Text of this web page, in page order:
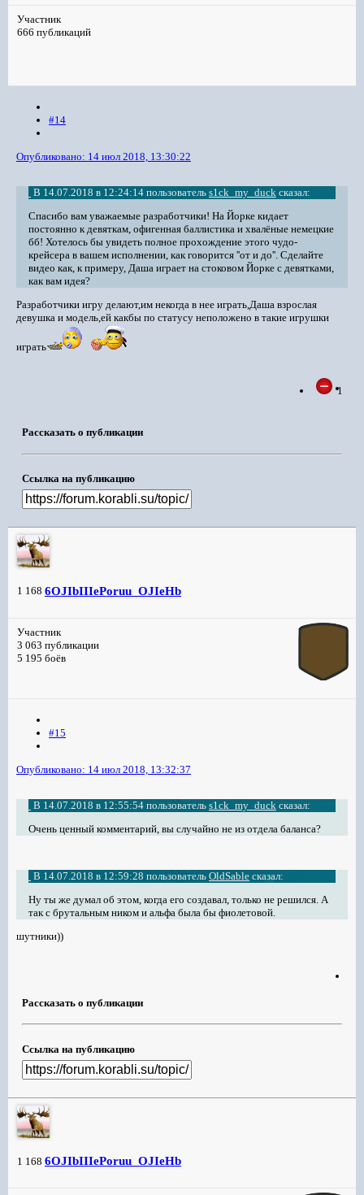
Участник
666 публикаций
#14
Опубликовано: 14 июл 2018, 13:30:22
В 14.07.2018 в 12:24:14 пользователь s1ck_my_duck сказал:
Спасибо вам уважаемые разработчики! На Йорке кидает
постоянно к девяткам, офигенная баллистика и хвалёные немецкие
бб! Хотелось бы увидеть полное прохождение этого чудо-
крейсера в вашем исполнении, как говорится ''от и до''. Сделайте
видео как, к примеру, Даша играет на стоковом Йорке с девятками,
как вам идея?
Разработчики игру делают,им некогда в нее играть,Даша взрослая
девушка и модель,ей какбы по статусу неположено в такие игрушки
играть
1
Рассказать о публикации
Ссылка на публикацию
1 168 6OJIbIIIePoruu_OJIeHb
Участник
3 063 публикации
5 195 боёв
#15
Опубликовано: 14 июл 2018, 13:32:37
В 14.07.2018 в 12:55:54 пользователь s1ck_my_duck сказал:
Очень ценный комментарий, вы случайно не из отдела баланса?
В 14.07.2018 в 12:59:28 пользователь OldSable сказал:
Ну ты же думал об этом, когда его создавал, только не решился. А
так с брутальным ником и альфа была бы фиолетовой.
шутники))
Рассказать о публикации
Ссылка на публикацию
1 168 6OJIbIIIePoruu_OJIeHb